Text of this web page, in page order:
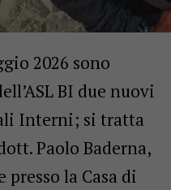
2026 sono
BI due nuovi
Interni; si tratta
Paolo Baderna,
presso la Casa di